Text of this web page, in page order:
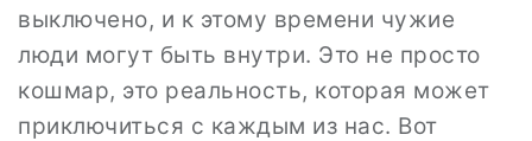
выключено, и к этому времени чужие
люди могут быть внутри. Это не просто
кошмар, это реальность, которая может
приключиться с каждым из нас. Вот